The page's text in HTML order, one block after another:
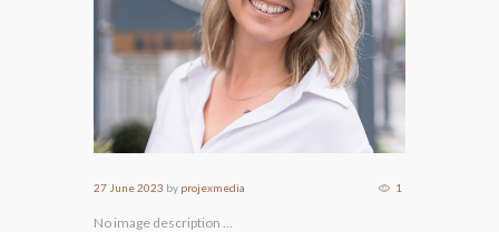
27 June 2023 by projexmedia 1
No image description ...